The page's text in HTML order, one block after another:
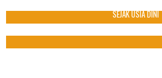
SEJAK USIA DINI